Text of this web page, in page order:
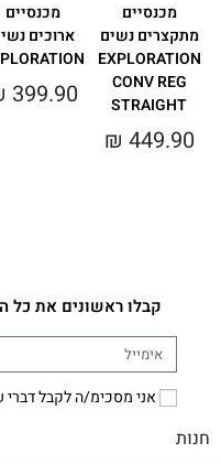
מכנסיים
מתקצרים נשים
EXPLORATION
CONV REG
STRAIGHT
₪ 449.90
מכנסיים
ארוכים
399.90
קבלו ראשונים את כל
אני מסכימ/ה לקבל דברי
חנות